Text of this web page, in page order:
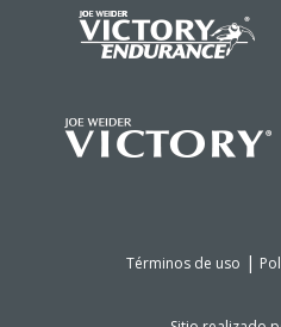
Términos de uso |